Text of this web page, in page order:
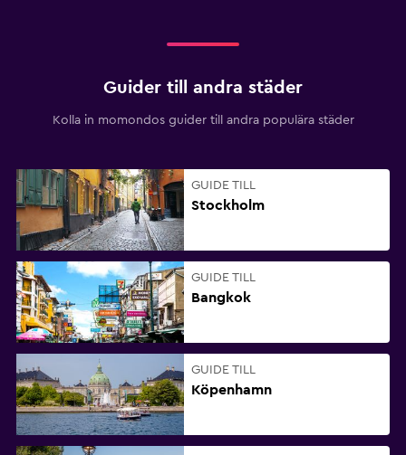
Guider till andra städer
Kolla in momondos guider till andra populära städer
GUIDE TILL
Stockholm
GUIDE TILL
Bangkok
GUIDE TILL
Köpenhamn